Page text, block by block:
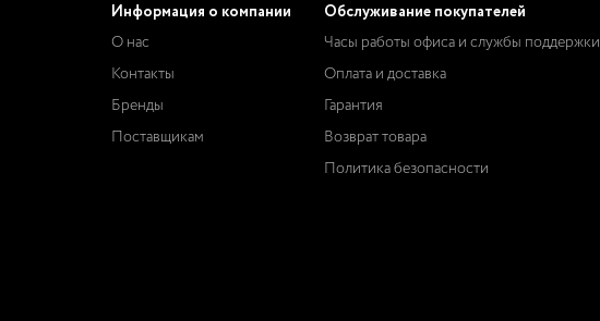
Информация о компании
О нас
Контакты
Бренды
Поставщикам
Обслуживание покупателей
Часы работы офиса и службы поддержки
Оплата и доставка
Гарантия
Возврат товара
Политика безопасности